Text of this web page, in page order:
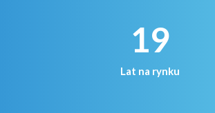
19
Lat na rynku